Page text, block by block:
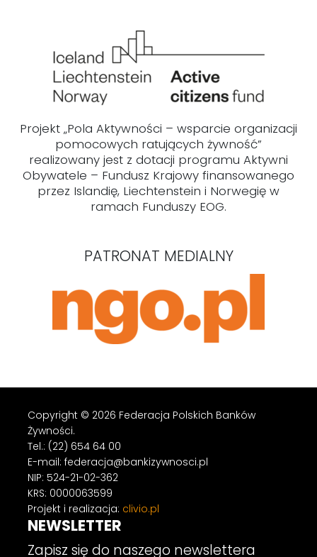
Projekt „Pola Aktywności – wsparcie organizacji
pomocowych ratujących żywność”
realizowany jest z dotacji programu Aktywni
Obywatele – Fundusz Krajowy finansowanego
przez Islandię, Liechtenstein i Norwegię w
ramach Funduszy EOG.
PATRONAT MEDIALNY
Copyright © 2026 Federacja Polskich Banków
Żywności.
Tel.: (22) 654 64 00
E-mail: federacja@bankizywnosci.pl
NIP: 524-21-02-362
KRS: 0000063599
Projekt i realizacja: clivio.pl
NEWSLETTER
Zapisz się do naszego newslettera